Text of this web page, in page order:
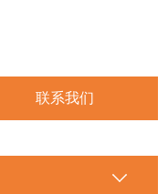
联系我们